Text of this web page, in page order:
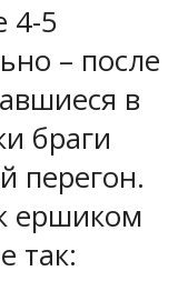
4-5
– после
в
браги
перегон.
ершиком
так: